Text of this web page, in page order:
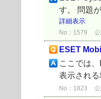
す。 問題
詳細表示
No：1579
ESET
ここでは
表示され
No：1823